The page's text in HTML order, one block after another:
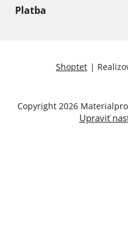
Platba
Shoptet |
Copyright 2026
Upraviť